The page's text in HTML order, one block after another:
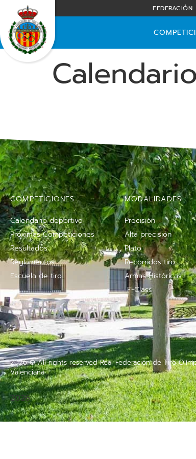
FEDERACIÓN
COMPETICIONES
Calendario deportivo
Próximas Competiciones
Resultados
Reglamentos
Escuela de tiro
MODALIDADES
Precisión
Alta precisión
Plato
Recorridos tiro
Armas Históricas
F-Class
2026 © All rights reserved Real Federación de Tiro
Valenciana
2026